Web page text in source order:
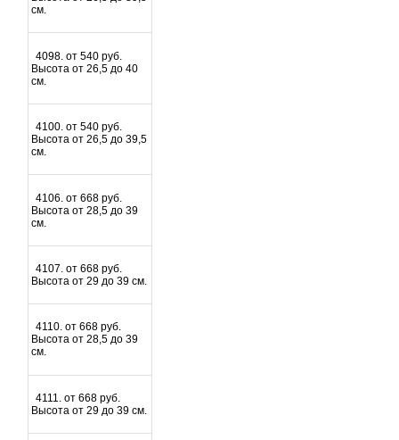
см.
4098. от 540 руб.
Высота от 26,5 до 40
см.
4100. от 540 руб.
Высота от 26,5 до 39,5
см.
4106. от 668 руб.
Высота от 28,5 до 39
см.
4107. от 668 руб.
Высота от 29 до 39 см.
4110. от 668 руб.
Высота от 28,5 до 39
см.
4111. от 668 руб.
Высота от 29 до 39 см.